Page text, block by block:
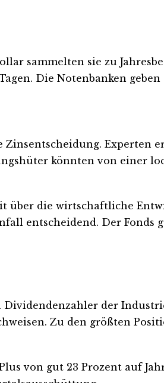
sammelten sie zu
Die Notenbanken
Experten
könnten von einer
über die wirtschaftliche
entscheidend. Der Fonds
Dividendenzahler der
Zu den größten
von gut 23 Prozent auf